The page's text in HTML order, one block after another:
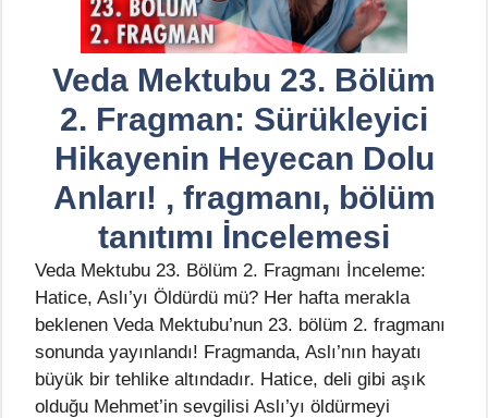
Veda Mektubu 23. Bölüm
2. Fragman: Sürükleyici
Hikayenin Heyecan Dolu
Anları! , fragmanı, bölüm
tanıtımı İncelemesi
Veda Mektubu 23. Bölüm 2. Fragmanı İnceleme:
Hatice, Aslı’yı Öldürdü mü? Her hafta merakla
beklenen Veda Mektubu’nun 23. bölüm 2. fragmanı
sonunda yayınlandı! Fragmanda, Aslı’nın hayatı
büyük bir tehlike altındadır. Hatice, deli gibi aşık
olduğu Mehmet’in sevgilisi Aslı’yı öldürmeyi